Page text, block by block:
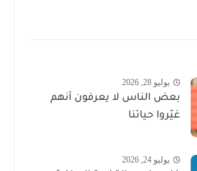
يوليو 28, 2026
بعض الناس لا يعرفون أنهم
غيّروا حياتنا
يوليو 24, 2026